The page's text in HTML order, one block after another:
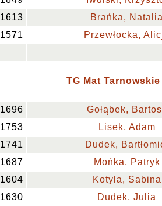
1613
Brańka,
1571 Przewłocka,
TG Mat
1696
Gołąbek,
1753
Lisek, Adam
1741
Dudek,
1687
Mońka, Patryk
1604
Kotyla, Sabina
1630 Dudek, Julia